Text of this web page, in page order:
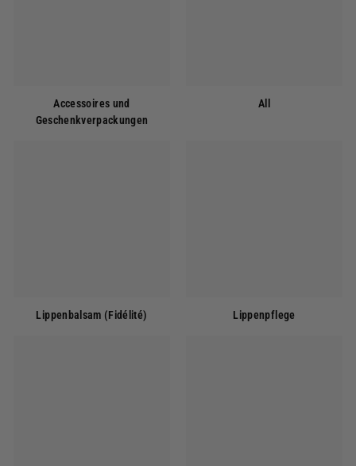
Accessoires und
Geschenkverpackungen
All
Lippenbalsam (Fidélité) Lippenpflege